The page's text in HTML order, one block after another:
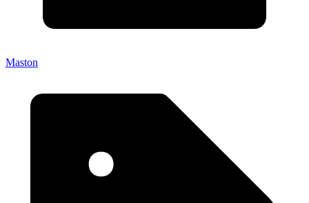
Maston